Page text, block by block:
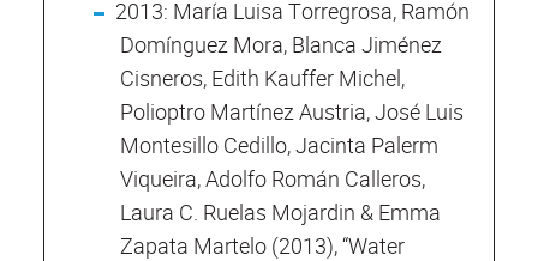
2013: María Luisa Torregrosa, Ramón
Domínguez Mora, Blanca Jiménez
Cisneros, Edith Kauffer Michel,
Polioptro Martínez Austria, José Luis
Montesillo Cedillo, Jacinta Palerm
Viqueira, Adolfo Román Calleros,
Laura C. Ruelas Mojardin & Emma
Zapata Martelo (2013), “Water